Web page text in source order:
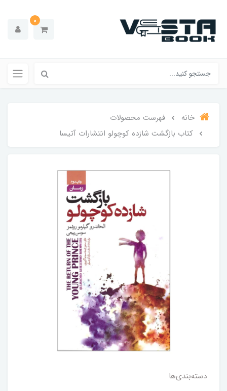
0
خانه
فهرست محصولات
کتاب بازگشت شازده کوچولو انتشارات آتیسا
دسته‌بندی‌ها